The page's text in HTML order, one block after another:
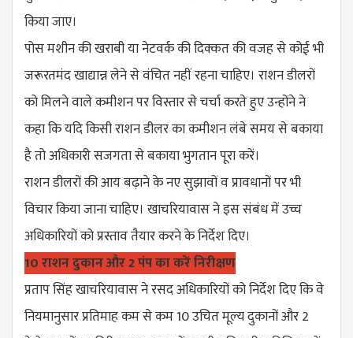
किया जाए।
पोस मशीन की खराबी या नेटवर्क की दिक्कत की वजह से कोई भी
जरूरतमंद खाद्यान्न लेने से वंचित नहीं रहना चाहिए। राशन डीलरों
को मिलने वाले कमीशन पर विस्तार से चर्चा करते हुए उन्होंने ने
कहा कि यदि किसी राशन डीलर का कमीशन लंबे समय से बकाया
है तो अधिकारी सजगता से बकाया भुगतान पूरा करें।
राशन डीलरों की आय बढ़ाने के नए सुझावों व प्रावधानों पर भी
विचार किया जाना चाहिए। खाचरियावास ने इस संबंध में उच्च
अधिकारियों को प्रस्ताव तैयार करने के निर्देश दिए।
10 राशन दुकान और 2 पंप का करें निरीक्षण
प्रताप सिंह खाचरियावास ने रसद अधिकारियों को निर्देश दिए कि वे
नियमानुसार प्रतिमाह कम से कम 10 उचित मूल्य दुकानों और 2